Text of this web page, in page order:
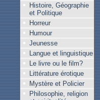
Histoire, Géographie
et Politique
Horreur
Humour
Jeunesse
Langue et linguistique
Le livre ou le film?
Littérature érotique
Mystère et Policier
Philosophie, religion